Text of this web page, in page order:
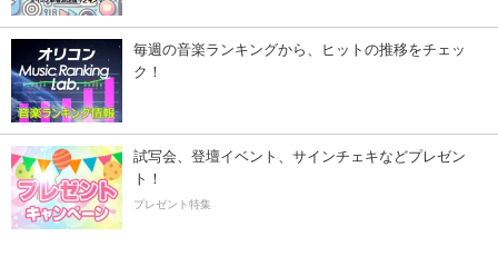
毎週の音楽ランキングから、ヒットの推移をチェッ
ク！
試写会、登壇イベント、サインチェキなどプレゼン
ト！
プレゼント特集